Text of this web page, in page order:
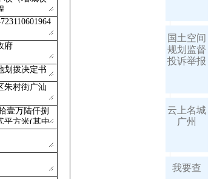
国土空间
规划监督
投诉举报
云上名城
广州
我要查